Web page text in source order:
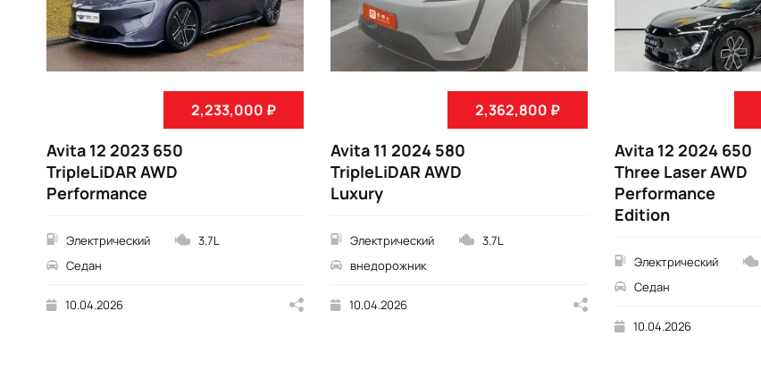
2,233,000 ₽
Avita 12 2023 650
TripleLiDAR AWD
Performance
Электрический
3.7L
Седан
10.04.2026
2,362,800 ₽
Avita 11 2024 580
TripleLiDAR AWD
Luxury
Электрический
3.7L
внедорожник
10.04.2026
Avita 12 2024 650
Three Laser AWD
Performance
Edition
Электрический
Седан
10.04.2026